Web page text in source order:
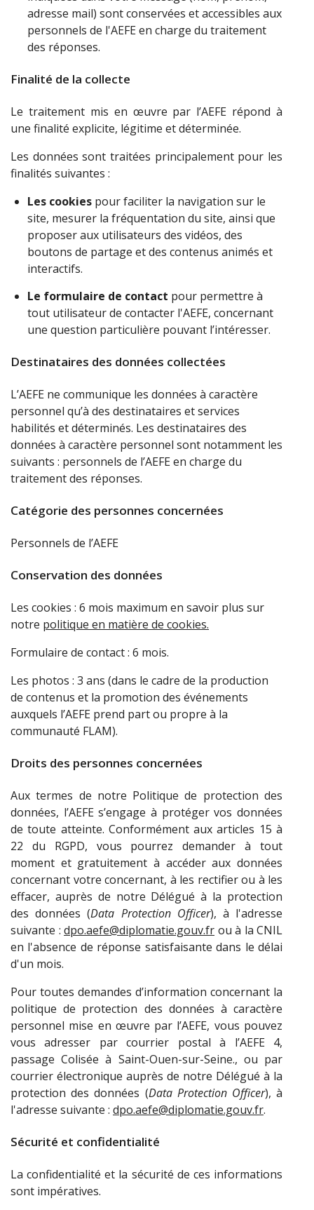
adresse mail) sont conservées et accessibles aux
personnels de l'AEFE en charge du traitement
des réponses.
Finalité de la collecte
Le traitement mis en œuvre par l’AEFE répond à
une finalité explicite, légitime et déterminée.
Les données sont traitées principalement pour les
finalités suivantes :
Les cookies pour faciliter la navigation sur le
site, mesurer la fréquentation du site, ainsi que
proposer aux utilisateurs des vidéos, des
boutons de partage et des contenus animés et
interactifs.
Le formulaire de contact pour permettre à
tout utilisateur de contacter l'AEFE, concernant
une question particulière pouvant l’intéresser.
Destinataires des données collectées
L’AEFE ne communique les données à caractère
personnel qu’à des destinataires et services
habilités et déterminés. Les destinataires des
données à caractère personnel sont notamment les
suivants : personnels de l’AEFE en charge du
traitement des réponses.
Catégorie des personnes concernées
Personnels de l’AEFE
Conservation des données
Les cookies : 6 mois maximum en savoir plus sur
notre politique en matière de cookies.
Formulaire de contact : 6 mois.
Les photos : 3 ans (dans le cadre de la production
de contenus et la promotion des événements
auxquels l’AEFE prend part ou propre à la
communauté FLAM).
Droits des personnes concernées
Aux termes de notre Politique de protection des
données, l’AEFE s’engage à protéger vos données
de toute atteinte. Conformément aux articles 15 à
22 du RGPD, vous pourrez demander à tout
moment et gratuitement à accéder aux données
concernant votre concernant, à les rectifier ou à les
effacer, auprès de notre Délégué à la protection
des données (Data Protection Officer), à l'adresse
suivante : dpo.aefe@diplomatie.gouv.fr ou à la CNIL
en l'absence de réponse satisfaisante dans le délai
d'un mois.
Pour toutes demandes d’information concernant la
politique de protection des données à caractère
personnel mise en œuvre par l’AEFE, vous pouvez
vous adresser par courrier postal à l’AEFE 4,
passage Colisée à Saint-Ouen-sur-Seine., ou par
courrier électronique auprès de notre Délégué à la
protection des données (Data Protection Officer), à
l'adresse suivante : dpo.aefe@diplomatie.gouv.fr.
Sécurité et confidentialité
La confidentialité et la sécurité de ces informations
sont impératives.